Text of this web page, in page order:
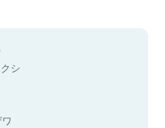
シ